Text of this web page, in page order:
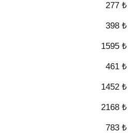
277 ₺
398 ₺
1595 ₺
461 ₺
1452 ₺
2168 ₺
783 ₺